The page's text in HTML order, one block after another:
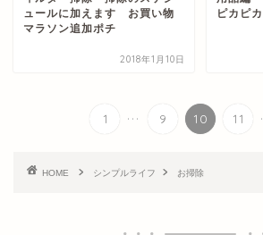
ュールに加えます お買い物
マラソン追加ポチ
2018年1月10日
ピカピ
1 ... 9 10 11
HOME シンプルライフ お掃除